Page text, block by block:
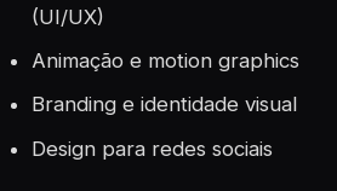
(UI/UX)
Animação e motion graphics
Branding e identidade visual
Design para redes sociais